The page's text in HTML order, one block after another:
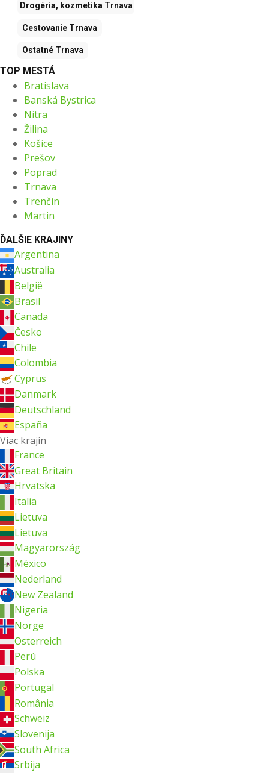
Drogéria, kozmetikaTrnava
Cestovanie Trnava
Ostatné Trnava
TOP MESTÁ
Bratislava
Banská Bystrica
Nitra
Žilina
Košice
Prešov
Poprad
Trnava
Trenčín
Martin
ĎALŠIE KRAJINY
Argentina
Australia
België
Brasil
Canada
Česko
Chile
Colombia
Cyprus
Danmark
Deutschland
España
Viac krajín
France
Great Britain
Hrvatska
Italia
Lietuva
Lietuva
Magyarország
México
Nederland
New Zealand
Nigeria
Norge
Österreich
Perú
Polska
Portugal
România
Schweiz
Slovenija
South Africa
Srbija